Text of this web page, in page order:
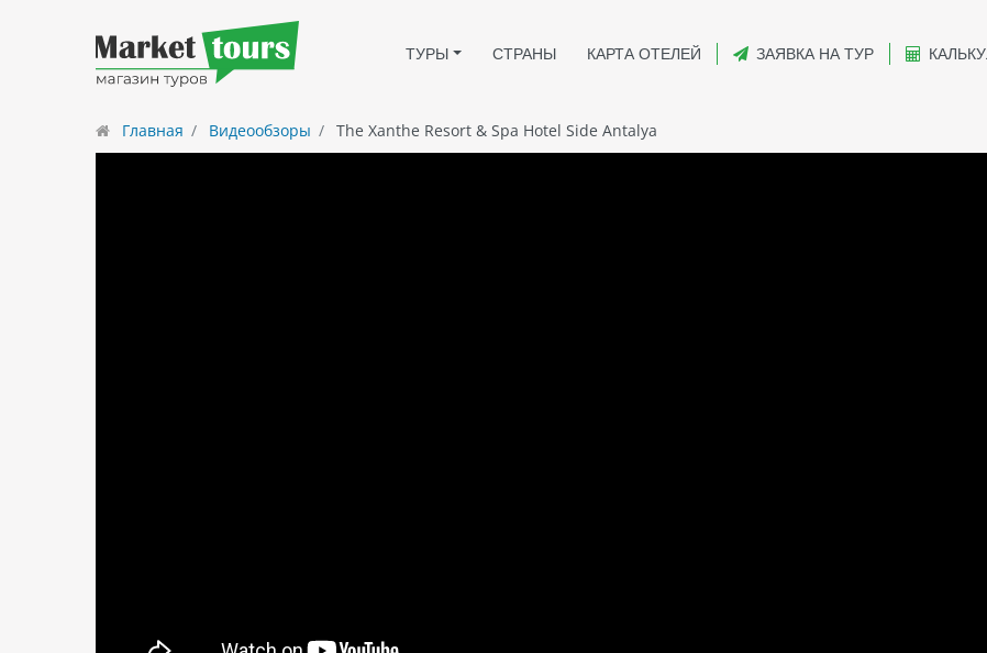
ТУРЫ СТРАНЫ КАРТА ОТЕЛЕЙ ЗАЯВКА НА ТУР
Главная Видеообзоры The Xanthe Resort & Spa Hotel Side Antalya